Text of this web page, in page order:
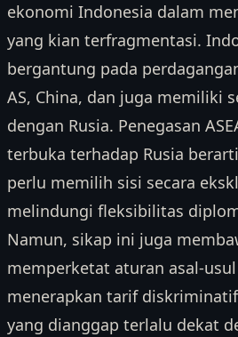
ekonomi Indonesia dalam
yang kian terfragmentasi.
bergantung pada
AS, China, dan juga memiliki
dengan Rusia. Penegasan
terbuka terhadap Rusia
perlu memilih sisi secara
melindungi fleksibilitas
Namun, sikap ini juga
memperketat aturan asal-
menerapkan tarif
yang dianggap terlalu dekat